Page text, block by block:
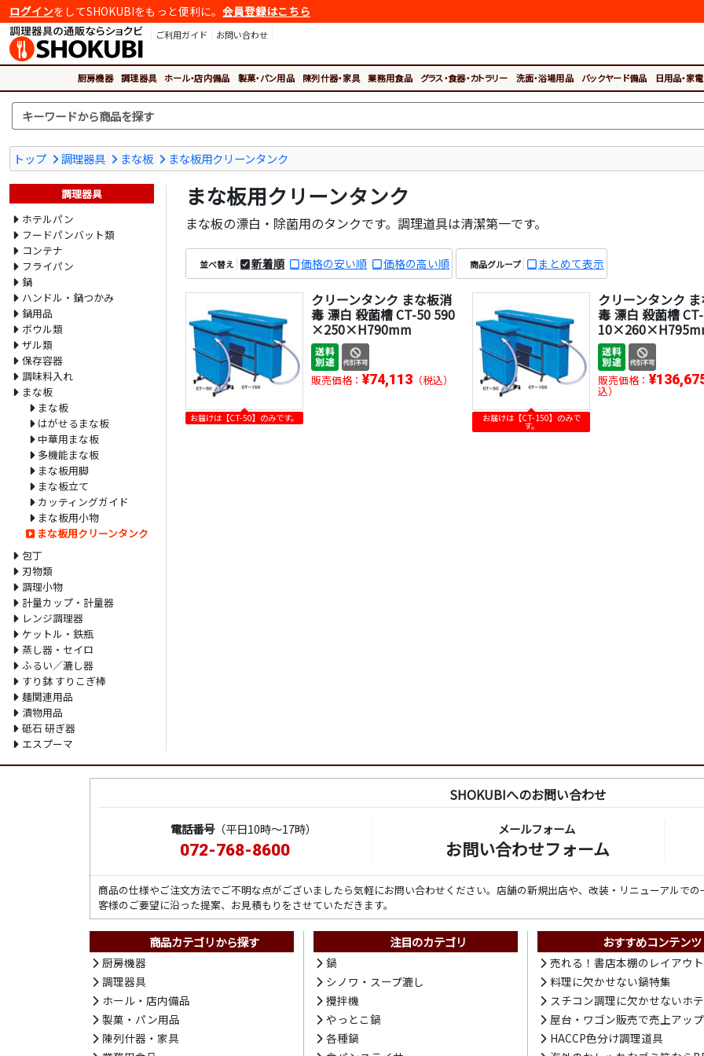
ログインをしてSHOKUBIをもっと便利に。 会員登録はこちら
ご利用ガイド お問い合わせ
厨房機器 調理器具 ホール・店内備品 製菓・パン用品 陳列什器・家具 業務用食品 グラス・食器・カトラリー 洗面・浴場用品 バックヤード備品 日用品・家電
トップ 調理器具 まな板 まな板用クリーンタンク
まな板用クリーンタンク
まな板の漂白・除菌用のタンクです。調理道具は清潔第一です。
並べ替え 新着順 価格の安い順 価格の高い順 商品グループ まとめて表示
お届けは【CT-50】のみです。
クリーンタンク まな板消
毒 漂白 殺菌槽 CT-50 590
×250×H790mm
販売価格： ¥74,113 （税込）
お届けは【CT-150】のみで
す。
クリーンタンク
毒 漂白 殺菌槽
販売価格：
込）
調理器具
ホテルパン
フードパンバット類
コンテナ
フライパン
鍋
ハンドル・鍋つかみ
鍋用品
ボウル類
ザル類
保存容器
調味料入れ
まな板
まな板
はがせるまな板
中華用まな板
多機能まな板
まな板用脚
まな板立て
カッティングガイド
まな板用小物
まな板用クリーンタンク
包丁
刃物類
調理小物
計量カップ・計量器
レンジ調理器
ケットル・鉄瓶
蒸し器・セイロ
ふるい／漉し器
すり鉢 すりこぎ棒
麺関連用品
漬物用品
砥石 研ぎ器
エスプーマ
SHOKUBIへのお問い合わせ
電話番号（平日10時～17時）
072-768-8600
メールフォーム
お問い合わせフォーム
商品の仕様やご注文方法でご不明な点がございましたら気軽にお問い合わせください。店舗の新規出店や、改装・リニューアルで
客様のご要望に沿った提案、お見積もりをさせていただきます。
商品カテゴリから探す
厨房機器
調理器具
ホール・店内備品
製菓・パン用品
陳列什器・家具
注目のカテゴリ
鍋
シノワ・スープ漉し
攪拌機
やっとこ鍋
各種鍋
おすすめコンテンツ
売れる！書店本棚のレイアウト
料理に欠かせない鍋特集
スチコン調理に欠かせないホ
屋台・ワゴン販売で売上アップ
HACCP色分け調理道具